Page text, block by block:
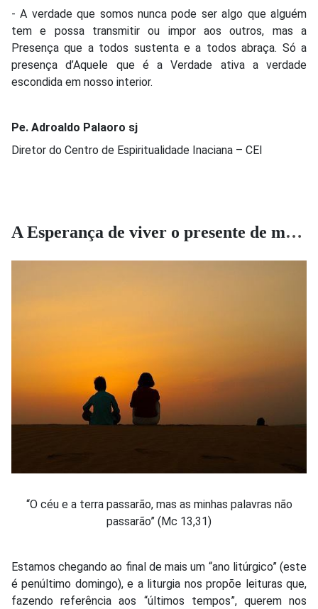
- A verdade que somos nunca pode ser algo que alguém
tem e possa transmitir ou impor aos outros, mas a
Presença que a todos sustenta e a todos abraça. Só a
presença d’Aquele que é a Verdade ativa a verdade
escondida em nosso interior.
Pe. Adroaldo Palaoro sj
Diretor do Centro de Espiritualidade Inaciana – CEI
A Esperança de viver o presente de maneira criativa
“O céu e a terra passarão, mas as minhas palavras não
passarão” (Mc 13,31)
Estamos chegando ao final de mais um “ano litúrgico” (este
é penúltimo domingo), e a liturgia nos propõe leituras que,
fazendo referência aos “últimos tempos”, querem nos